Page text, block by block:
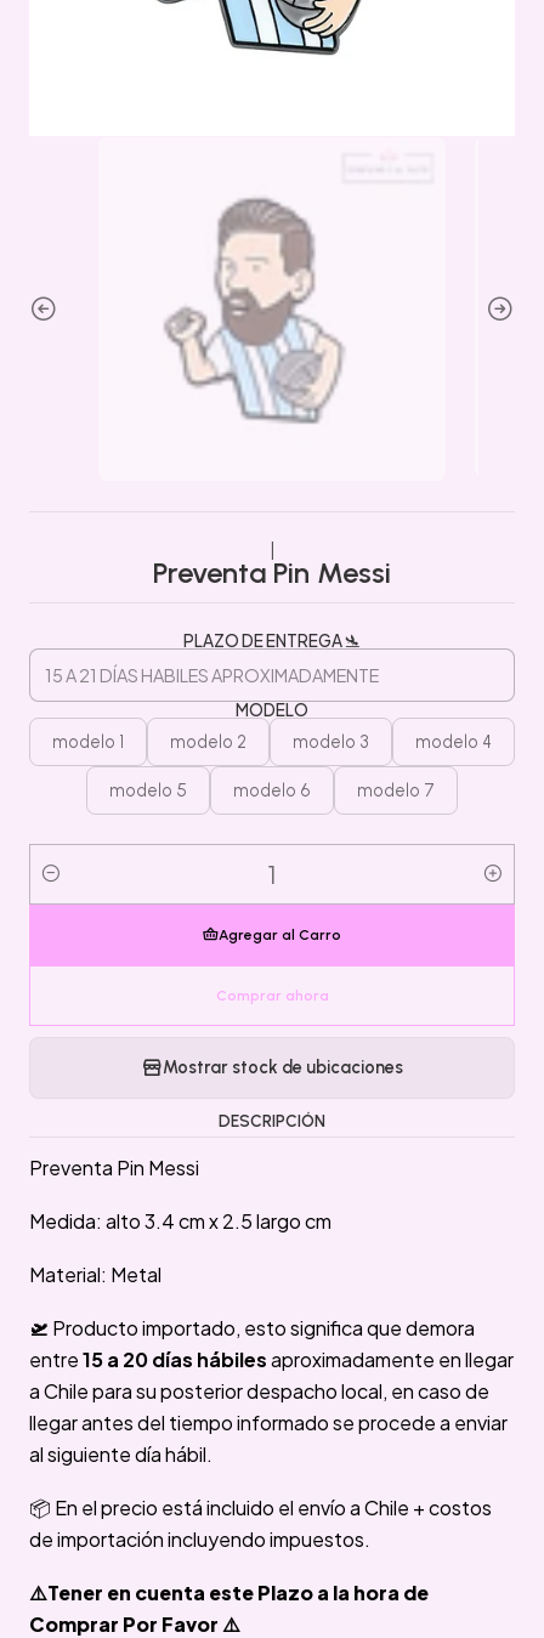
Preventa Pin Messi
PLAZO DE ENTREGA 🛬
MODELO
modelo 1 modelo 2 modelo 3 modelo 4
modelo 5 modelo 6 modelo 7
Cantidad
Agregar al Carro
Comprar ahora
Mostrar stock de ubicaciones
DESCRIPCIÓN
Preventa Pin Messi
Medida: alto 3.4 cm x 2.5 largo cm
Material: Metal
🛫 Producto importado, esto significa que demora
entre15 a 20 días hábilesaproximadamente en llegar
a Chile para su posterior despacho local, en caso de
llegar antes del tiempo informado se procede a enviar
al siguiente día hábil.
📦 En el precio está incluido el envío a Chile + costos
de importación incluyendo impuestos.
⚠️Tener en cuenta este Plazo a la hora de
Comprar Por Favor ⚠️